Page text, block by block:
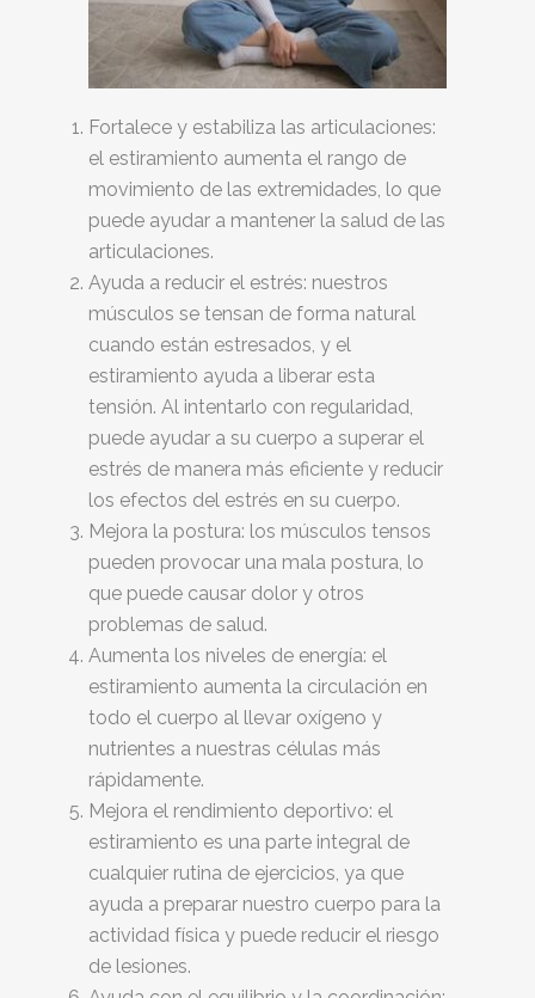
Fortalece y estabiliza las articulaciones:
el estiramiento aumenta el rango de
movimiento de las extremidades, lo que
puede ayudar a mantener la salud de las
articulaciones.
Ayuda a reducir el estrés: nuestros
músculos se tensan de forma natural
cuando están estresados, y el
estiramiento ayuda a liberar esta
tensión. Al intentarlo con regularidad,
puede ayudar a su cuerpo a superar el
estrés de manera más eficiente y reducir
los efectos del estrés en su cuerpo.
Mejora la postura: los músculos tensos
pueden provocar una mala postura, lo
que puede causar dolor y otros
problemas de salud.
Aumenta los niveles de energía: el
estiramiento aumenta la circulación en
todo el cuerpo al llevar oxígeno y
nutrientes a nuestras células más
rápidamente.
Mejora el rendimiento deportivo: el
estiramiento es una parte integral de
cualquier rutina de ejercicios, ya que
ayuda a preparar nuestro cuerpo para la
actividad física y puede reducir el riesgo
de lesiones.